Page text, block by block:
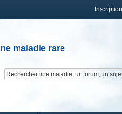
Inscription
maladie rare